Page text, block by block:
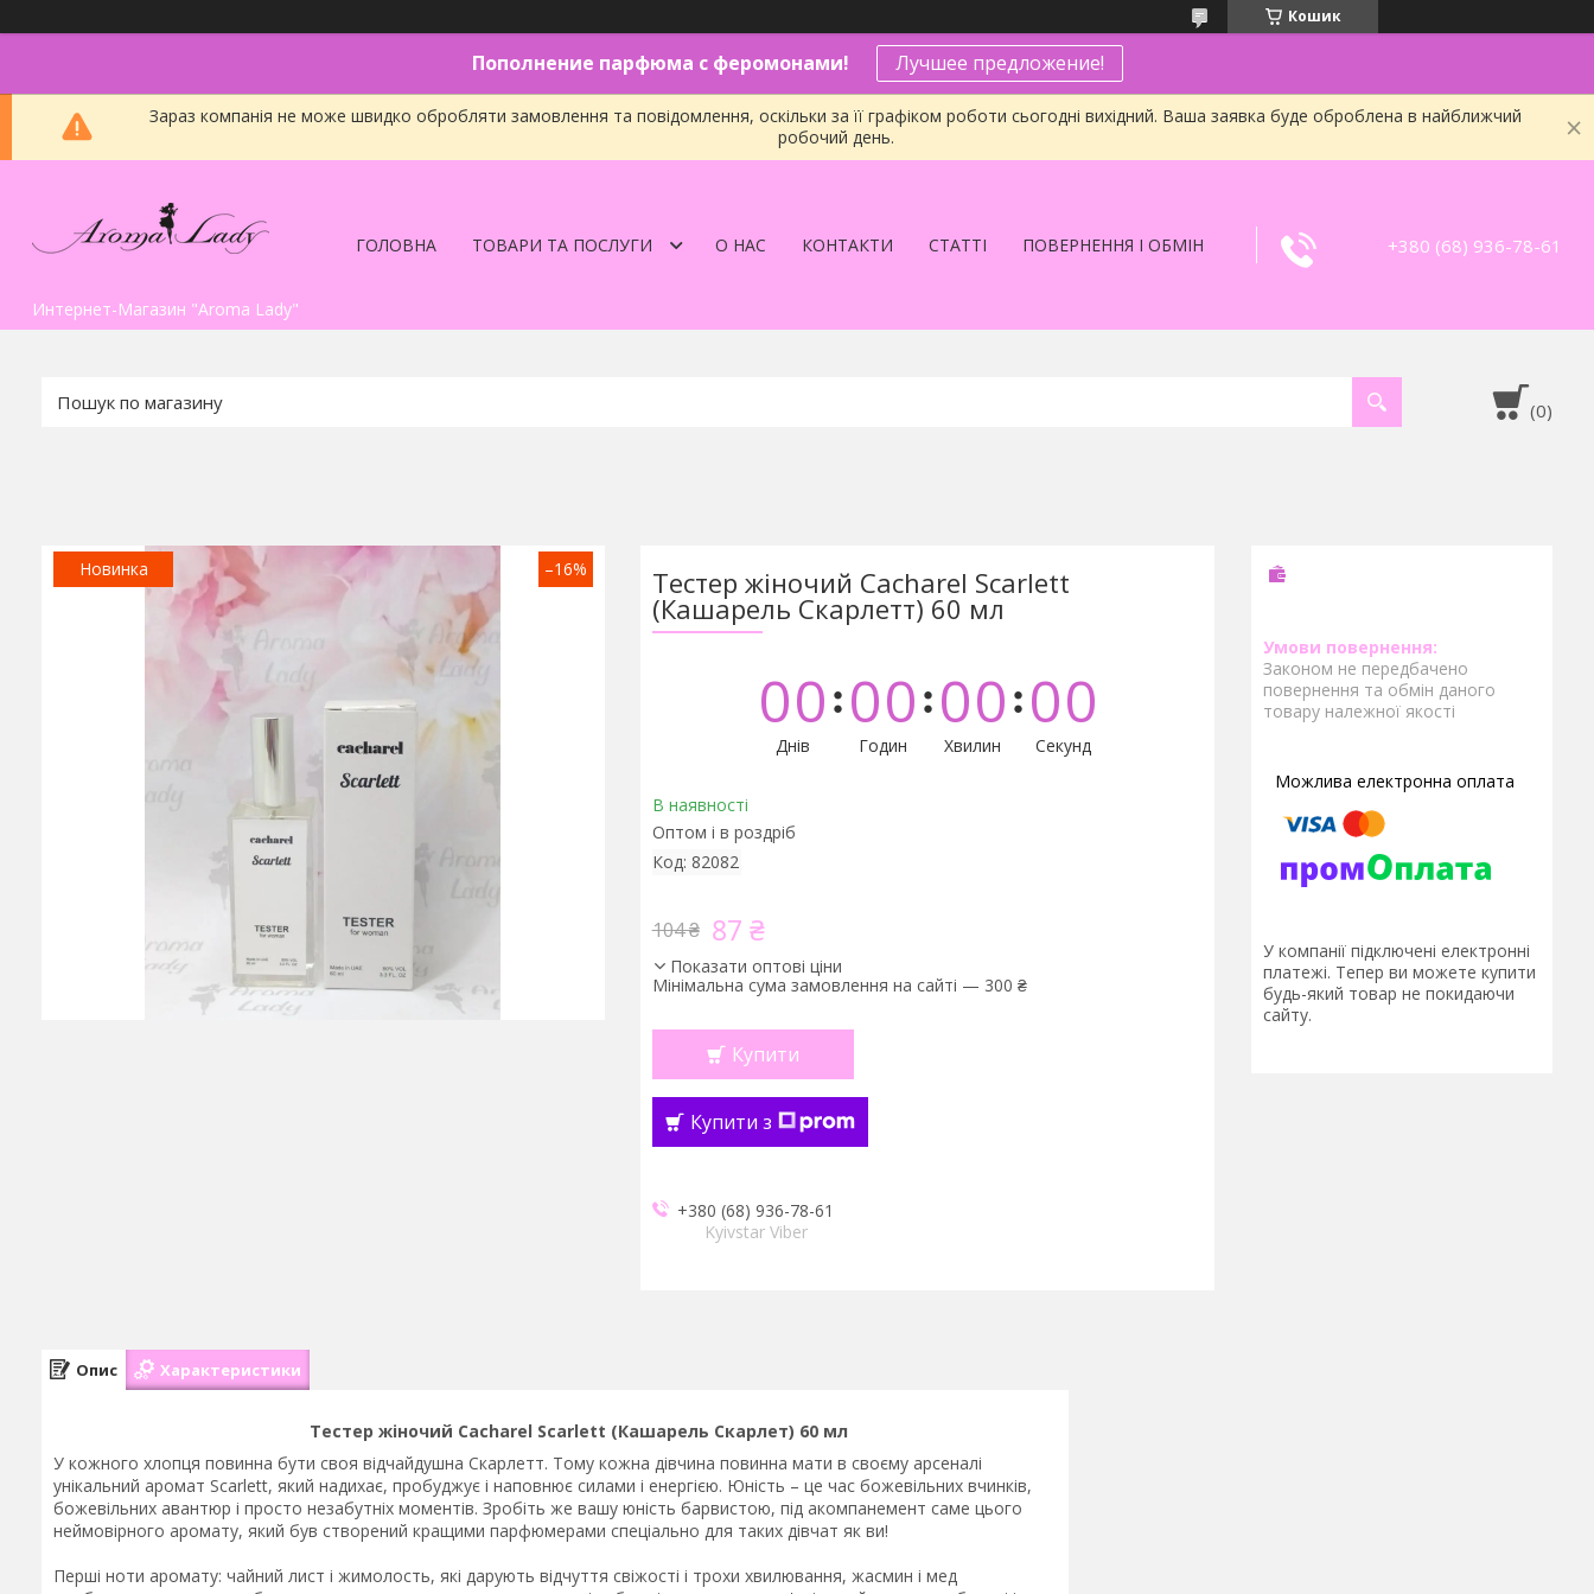
Кошик
Пополнение парфюма с феромонами! Лучшее предложение!
Зараз компанія не може швидко обробляти замовлення та повідомлення, оскільки за її графіком роботи сьогодні вихідний. Ваша заявка буде оброблена в найближчий
робочий день.
Интернет-Магазин "Aroma Lady"
ГОЛОВНА ТОВАРИ ТА ПОСЛУГИ О НАС КОНТАКТИ СТАТТІ ПОВЕРНЕННЯ І ОБМІН +380 (68) 936-78-61
Новинка –16% Тестер жіночий Cacharel Scarlett
(Кашарель Скарлетт) 60 мл
00
Днів
00
Годин
00
Хвилин
00
Секунд
В наявності
Оптом і в роздріб
Код: 82082
104 ₴ 87 ₴
Показати оптові ціни
Мінімальна сума замовлення на сайті — 300 ₴
Купити
Купити з
+380 (68) 936-78-61
Kyivstar Viber
Законом не передбачено
повернення та обмін даного
товару належної якості
У компанії підключені електронні
платежі. Тепер ви можете купити
будь-який товар не покидаючи
сайту.
Опис Характеристики
Тестер жіночий Cacharel Scarlett (Кашарель Скарлет) 60 мл
У кожного хлопця повинна бути своя відчайдушна Скарлетт. Тому кожна дівчина повинна мати в своєму арсеналі
унікальний аромат Scarlett, який надихає, пробуджує і наповнює силами і енергією. Юність – це час божевільних вчинків,
божевільних авантюр і просто незабутніх моментів. Зробіть же вашу юність барвистою, під акомпанемент саме цього
неймовірного аромату, який був створений кращими парфюмерами спеціально для таких дівчат як ви!
Перші ноти аромату: чайний лист і жимолость, які дарують відчуття свіжості і трохи хвилювання, жасмин і мед